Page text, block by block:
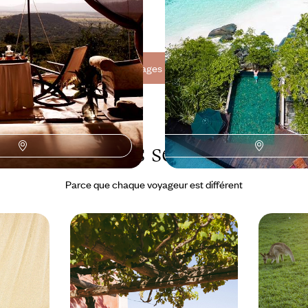
9200 € 10 jours, de 8900 à 10700 €
Toutes nos suggestions de voyages partir à deux aux Seychelles (3)
Seychelles selonvos
Parce que chaque voyageur est différent